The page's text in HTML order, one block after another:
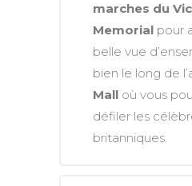
marches du
Memorial pour
belle vue
bien le long de
Mall où vous
défiler les
britanniques.